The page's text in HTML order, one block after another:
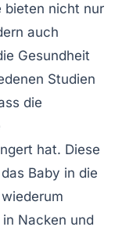
bieten nicht nur
auch
Gesundheit
Studien
die
hat. Diese
Baby in die
Nacken und